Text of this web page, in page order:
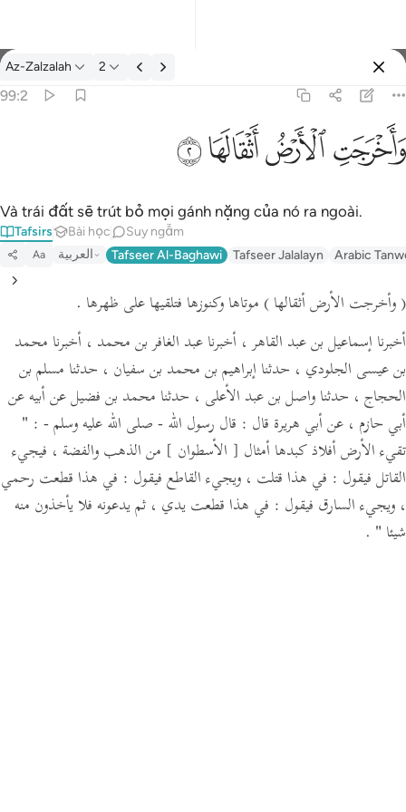
Tafsir: Az-Zalzalah 99:2
Az-Zalzalah 2
99:2
ﱺﱻﱼﱽ
Và trái đất sẽ trút bỏ mọi gánh nặng của nó ra ngoài.
Tafsirs Bài học Suy ngẫm
Aa العربية Tafseer Al-Baghawi Tafseer Jalalayn Arabic
( وأخرجت الأرض أثقالها ) موتاها وكنوزها فتلقيها على ظهرها .
أخبرنا إسماعيل بن عبد القاهر ، أخبرنا عبد الغافر بن محمد ، أخبرنا محمد
بن عيسى الجلودي ، حدثنا إبراهيم بن محمد بن سفيان ، حدثنا مسلم بن
الحجاج ، حدثنا واصل بن عبد الأعلى ، حدثنا محمد بن فضيل عن أبيه عن
أبي حازم ، عن أبي هريرة قال : قال رسول الله - صلى الله عليه وسلم - :
"
تقيء الأرض أفلاذ كبدها أمثال [ الأسطوان ] من الذهب والفضة ، فيجيء
القاتل فيقول : في هذا قتلت ، ويجيء القاطع فيقول : في هذا قطعت رحمي
، ويجيء السارق فيقول : في هذا قطعت يدي ، ثم يدعونه فلا يأخذون منه
شيئا " .